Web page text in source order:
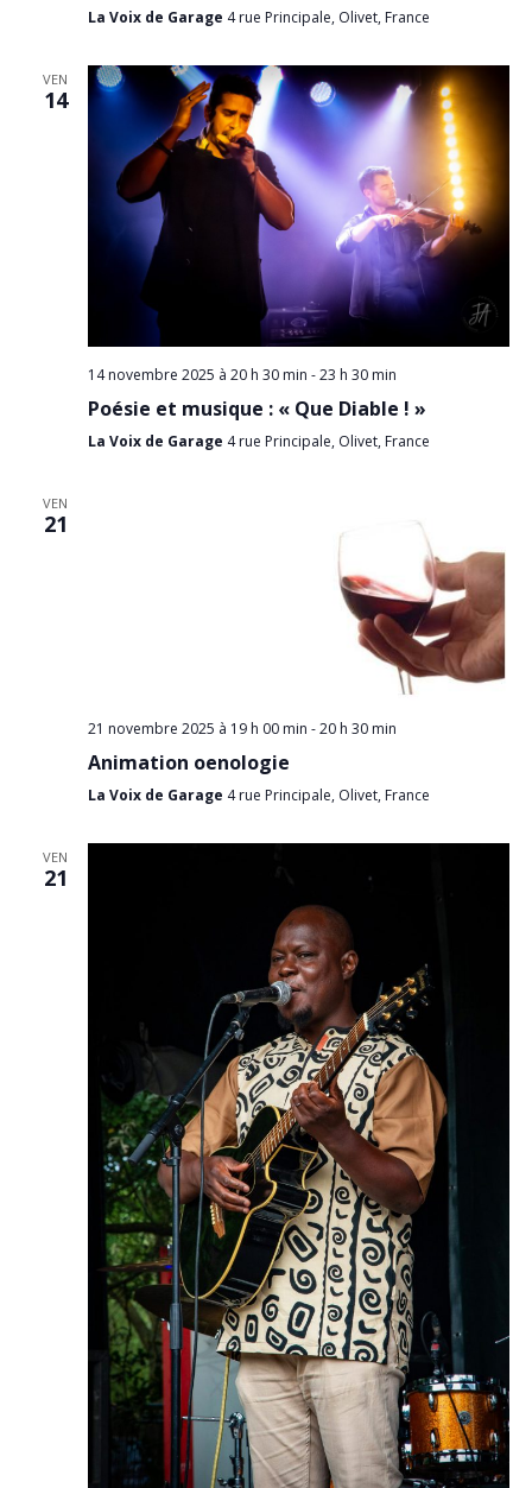
La Voix de Garage 4 rue Principale, Olivet, France
VEN
14
14 novembre 2025 à 20 h 30 min -23 h 30 min
Poésie et musique : « Que Diable ! »
La Voix de Garage 4 rue Principale, Olivet, France
VEN
21
21 novembre 2025 à 19 h 00 min -20 h 30 min
Animation oenologie
La Voix de Garage 4 rue Principale, Olivet, France
VEN
21